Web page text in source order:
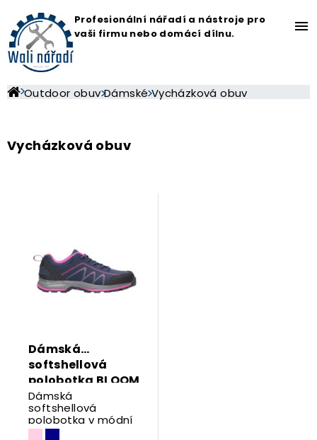
Profesionální nářadí a nástroje pro
vaši firmu nebo domácí dílnu.
Outdoor obuv Dámské Vycházková obuv
Vycházková obuv
Dámská
softshellová
polobotka BLOOM
Dámská
softshellová
polobotka v módní
barevné kombinaci
menu